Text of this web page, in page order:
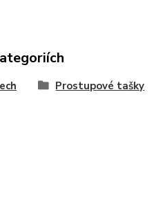
Prostupové tašky